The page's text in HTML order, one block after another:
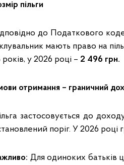
пільги
до Податкового
мають право на
років, у 2026 році – 2 496 грн.
отримання – граничний
застосовується до
поріг. У 2026 році
Для одиноких батьків